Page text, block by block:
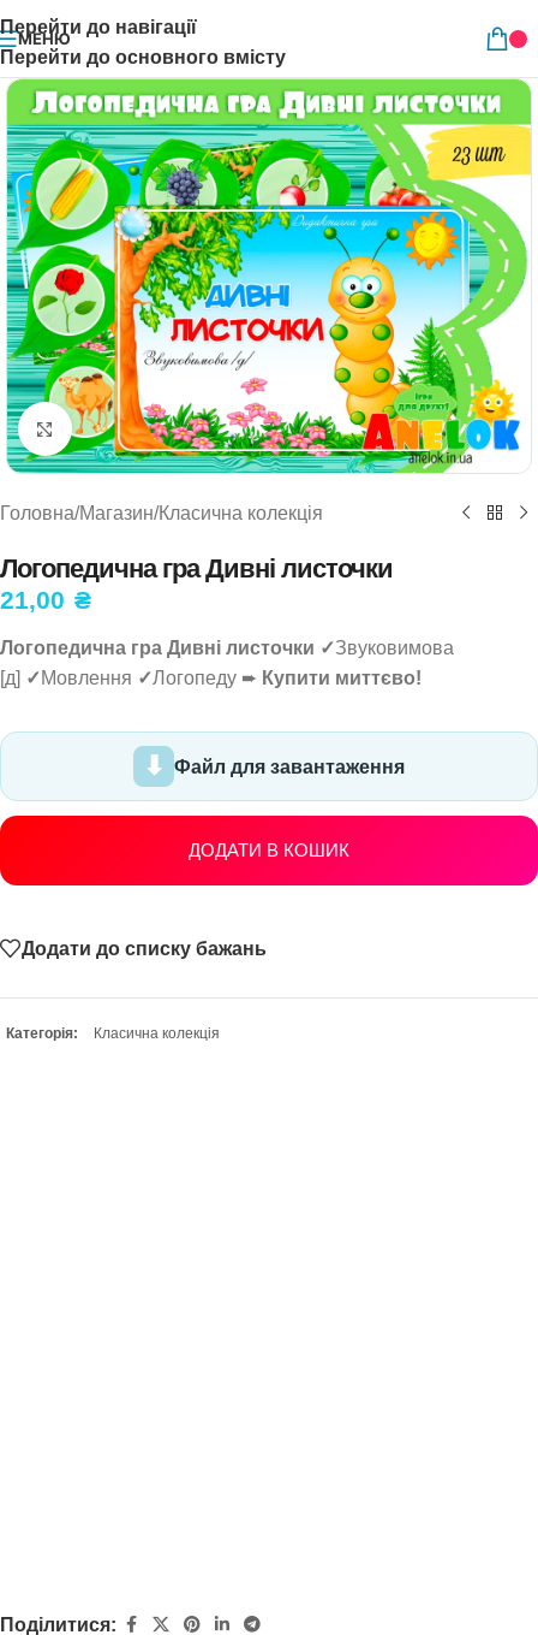
Перейти до навігації
Перейти до основного вмісту
МЕНЮ
Натисніть, щоб збільшити
Головна/Магазин/Класична колекція
Логопедична гра Дивні листочки
21,00 ₴
Логопедична гра Дивні листочки ✓Звуковимова
[д] ✓ Мовлення ✓Логопеду ➨ Купити миттєво!
Файл для завантаження
ДОДАТИ В КОШИК
Додати до списку бажань
Категорія: Класична колекція
Поділитися: